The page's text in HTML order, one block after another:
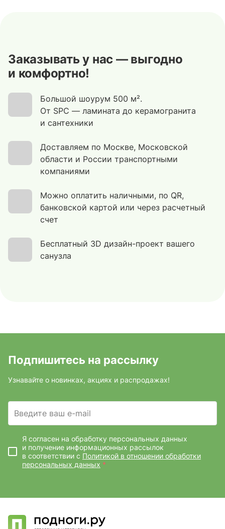
Заказывать у нас — выгодно
и комфортно!
Большой шоурум 500 м².
От SPC — ламината до керамогранита
и сантехники
Доставляем по Москве, Московской
области и России транспортными
компаниями
Можно оплатить наличными, по QR,
банковской картой или через расчетный
счет
Бесплатный 3D дизайн-проект вашего
санузла
Подпишитесь на рассылку
Узнавайте о новинках, акциях и распродажах!
Введите ваш e-mail
Я согласен на обработку персональных данных
и получение информационных рассылок
в соответствии с Политикой в отношении обработки
персональных данных *